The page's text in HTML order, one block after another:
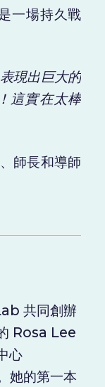
一場持久戰
現出巨大的
這實在太棒
師長和導師
共同創辦
Rosa Lee
心
她的第一本